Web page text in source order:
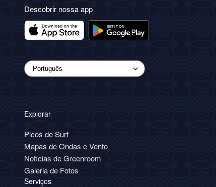
Descobrir nossa app
Explorar
Picos de Surf
Mapas de Ondas e Vento
Notícias de Greenroom
Galeria de Fotos
Serviços